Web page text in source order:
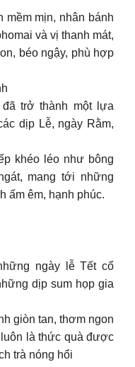
mềm mịn, nhân bánh
và vị thanh mát,
béo ngậy, phù hợp
trở thành một lựa
dịp Lễ, ngày Rằm,
khéo léo như bông
mang tới những
ấm êm, hạnh phúc.
ngày lễ Tết cổ
dịp sum họp gia
giòn tan, thơm ngon
là thức quà được
trà nóng hổi